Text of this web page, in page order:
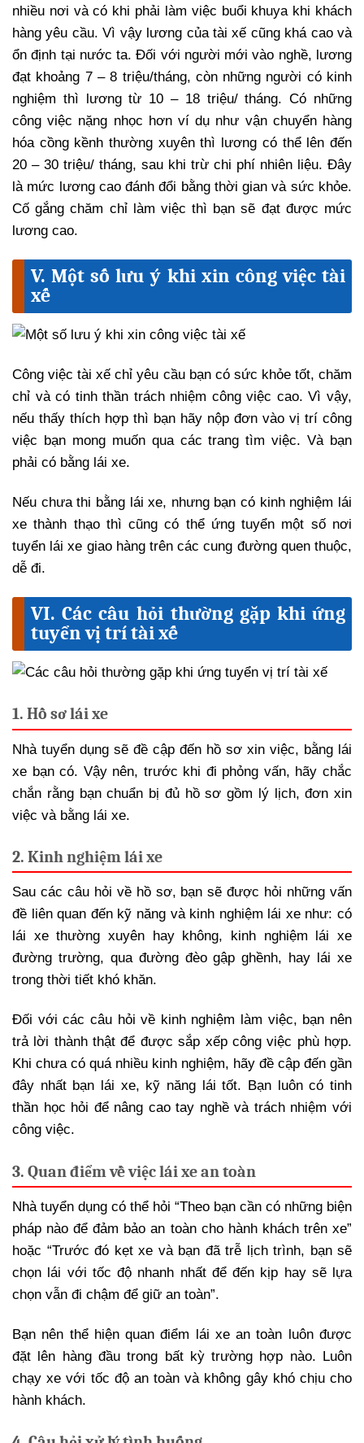
nhiều nơi và có khi phải làm việc buổi khuya khi khách
hàng yêu cầu. Vì vậy lương của tài xế cũng khá cao và
ổn định tại nước ta. Đối với người mới vào nghề, lương
đạt khoảng 7 – 8 triệu/tháng, còn những người có kinh
nghiệm thì lương từ 10 – 18 triệu/ tháng. Có những
công việc nặng nhọc hơn ví dụ như vận chuyển hàng
hóa cồng kềnh thường xuyên thì lương có thể lên đến
20 – 30 triệu/ tháng, sau khi trừ chi phí nhiên liệu. Đây
là mức lương cao đánh đổi bằng thời gian và sức khỏe.
Cố gắng chăm chỉ làm việc thì bạn sẽ đạt được mức
lương cao.
V. Một số lưu ý khi xin công việc tài
xế
Công việc tài xế chỉ yêu cầu bạn có sức khỏe tốt, chăm
chỉ và có tinh thần trách nhiệm công việc cao. Vì vậy,
nếu thấy thích hợp thì bạn hãy nộp đơn vào vị trí công
việc bạn mong muốn qua các trang tìm việc. Và bạn
phải có bằng lái xe.
Nếu chưa thi bằng lái xe, nhưng bạn có kinh nghiệm lái
xe thành thạo thì cũng có thể ứng tuyển một số nơi
tuyển lái xe giao hàng trên các cung đường quen thuộc,
dễ đi.
VI. Các câu hỏi thường gặp khi ứng
tuyển vị trí tài xế
1. Hồ sơ lái xe
Nhà tuyển dụng sẽ đề cập đến hồ sơ xin việc, bằng lái
xe bạn có. Vậy nên, trước khi đi phỏng vấn, hãy chắc
chắn rằng bạn chuẩn bị đủ hồ sơ gồm lý lịch, đơn xin
việc và bằng lái xe.
2. Kinh nghiệm lái xe
Sau các câu hỏi về hồ sơ, bạn sẽ được hỏi những vấn
đề liên quan đến kỹ năng và kinh nghiệm lái xe như: có
lái xe thường xuyên hay không, kinh nghiệm lái xe
đường trường, qua đường đèo gập ghềnh, hay lái xe
trong thời tiết khó khăn.
Đối với các câu hỏi về kinh nghiệm làm việc, bạn nên
trả lời thành thật để được sắp xếp công việc phù hợp.
Khi chưa có quá nhiều kinh nghiệm, hãy đề cập đến gần
đây nhất bạn lái xe, kỹ năng lái tốt. Bạn luôn có tinh
thần học hỏi để nâng cao tay nghề và trách nhiệm với
công việc.
3. Quan điểm về việc lái xe an toàn
Nhà tuyển dụng có thể hỏi “Theo bạn cần có những biện
pháp nào để đảm bảo an toàn cho hành khách trên xe”
hoặc “Trước đó kẹt xe và bạn đã trễ lịch trình, bạn sẽ
chọn lái với tốc độ nhanh nhất để đến kịp hay sẽ lựa
chọn vẫn đi chậm để giữ an toàn”.
Bạn nên thể hiện quan điểm lái xe an toàn luôn được
đặt lên hàng đầu trong bất kỳ trường hợp nào. Luôn
chạy xe với tốc độ an toàn và không gây khó chịu cho
hành khách.